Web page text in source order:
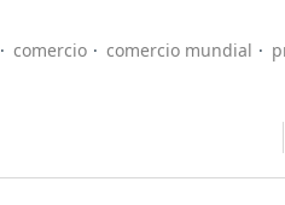
comercio comercio mundial